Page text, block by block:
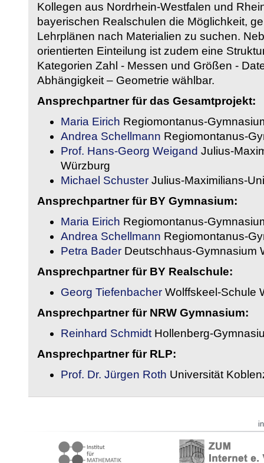
Kollegen aus Nordrhein-Westfalen und
bayerischen Realschulen die Möglichkeit,
Lehrplänen nach Materialien zu suchen.
orientierten Einteilung ist zudem eine
Kategorien Zahl - Messen und Größen -
Abhängigkeit – Geometrie wählbar.
Ansprechpartner für das Gesamtprojekt:
Maria Eirich Regiomontanus-
Andrea Schellmann Regiomontanus-
Prof. Hans-Georg Weigand Julius-
Würzburg
Michael Schuster Julius-Maximilians-
Ansprechpartner für BY Gymnasium:
Maria Eirich Regiomontanus-
Andrea Schellmann Regiomontanus-
Petra Bader Deutschhaus-Gymnasium
Ansprechpartner für BY Realschule:
Georg Tiefenbacher Wolffskeel-Schule
Ansprechpartner für NRW Gymnasium:
Reinhard Schmidt Hollenberg-
Ansprechpartner für RLP:
Prof. Dr. Jürgen Roth Universität